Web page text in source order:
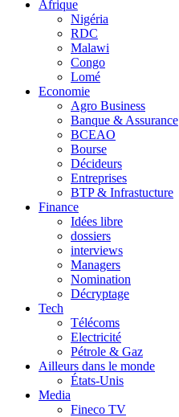
Afrique
Nigéria
RDC
Malawi
Congo
Lomé
Economie
Agro Business
Banque & Assurance
BCEAO
Bourse
Décideurs
Entreprises
BTP & Infrastucture
Finance
Idées libre
dossiers
interviews
Managers
Nomination
Décryptage
Tech
Télécoms
Electricité
Pétrole & Gaz
Ailleurs dans le monde
États-Unis
Media
Fineco TV